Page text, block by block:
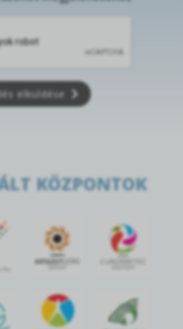
elküldése
KÖZPONTOK